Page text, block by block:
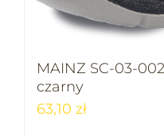
MAINZ SC-03-
czarny
63,10 zł